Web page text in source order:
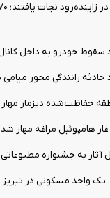
حفاظت‌شده دیزمار
هامپوئیل مراغه مهار شد
به جشنواره مطبوعاتی
یک واحد مسکونی در